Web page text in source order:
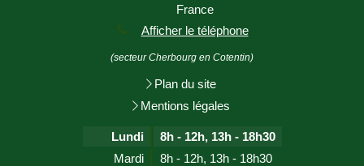
France
Afficher le téléphone
(secteur Cherbourg en Cotentin)
Plan du site
Mentions légales
Lundi 8h - 12h, 13h - 18h30
Mardi
8h - 12h, 13h - 18h30